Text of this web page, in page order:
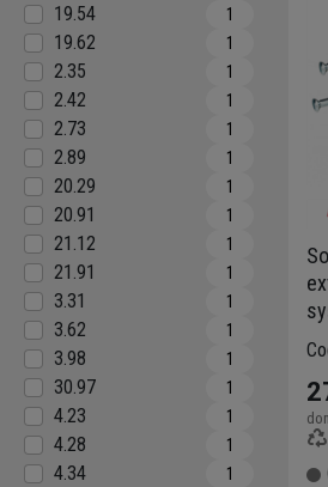
19.54 1
19.62 1
2.35 1
2.42 1
2.73 1
2.89 1
20.29 1
20.91 1
21.12 1
21.91 1
3.31 1
3.62 1
3.98 1
30.97 1
4.23 1
4.28 1
4.34 1